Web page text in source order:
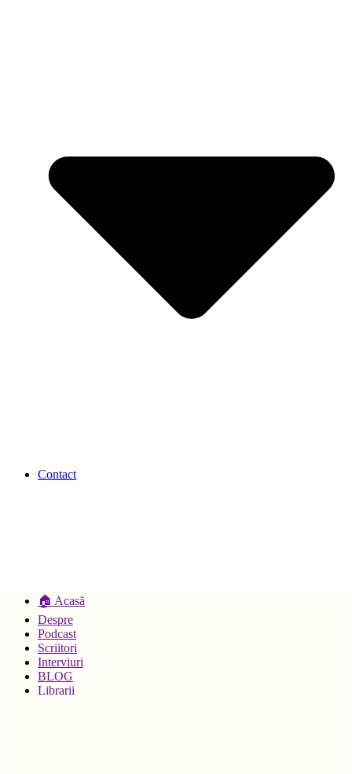
Contact
🏠 Acasă
Despre
Podcast
Scriitori
Interviuri
BLOG
Librarii